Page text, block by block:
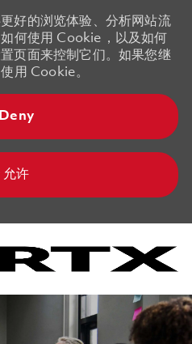
好的浏览体验、分析网站流
何使用 Cookie，以及如何
页面来控制它们。如果您继
用 Cookie。
Deny
允许